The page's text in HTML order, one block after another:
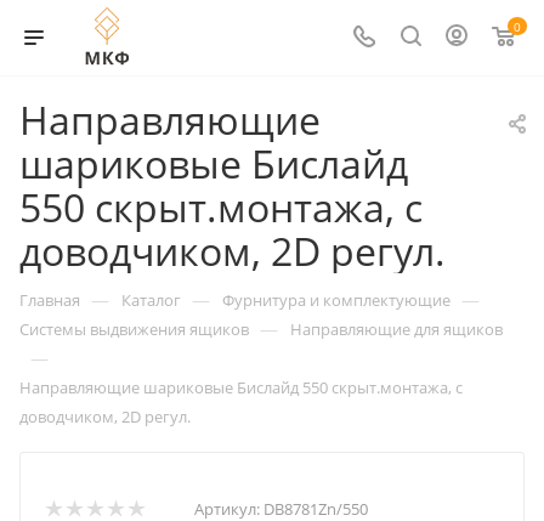
0
Направляющие
шариковые Бислайд
550 скрыт.монтажа, с
доводчиком, 2D регул.
Главная — Каталог — Фурнитура и комплектующие —
Системы выдвижения ящиков — Направляющие для ящиков
—
Направляющие шариковые Бислайд 550 скрыт.монтажа, с
доводчиком, 2D регул.
Артикул: DB8781Zn/550